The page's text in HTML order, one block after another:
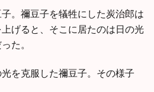
。禰豆子を犠牲にした炭治郎は
げると、そこに居たのは日の光
た。
を克服した禰豆子。その様子